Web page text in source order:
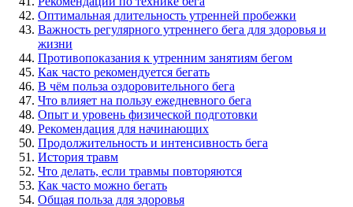
Оптимальная длительность утренней пробежки
Важность регулярного утреннего бега для здоровья и
жизни
Противопоказания к утренним занятиям бегом
Как часто рекомендуется бегать
В чём польза оздоровительного бега
Что влияет на пользу ежедневного бега
Опыт и уровень физической подготовки
Рекомендация для начинающих
Продолжительность и интенсивность бега
История травм
Что делать, если травмы повторяются
Как часто можно бегать
Общая польза для здоровья